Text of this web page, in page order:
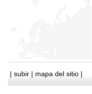
| subir | mapa del sitio |